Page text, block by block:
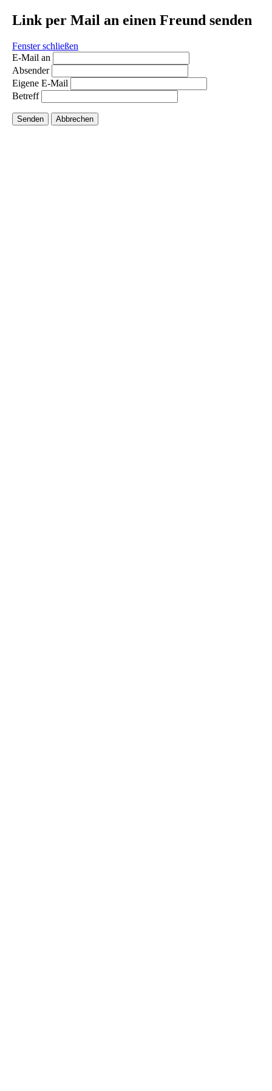
Link per Mail an einen Freund senden
Fenster schließen
E-Mail an
Absender
Eigene E-Mail
Betreff
Senden Abbrechen